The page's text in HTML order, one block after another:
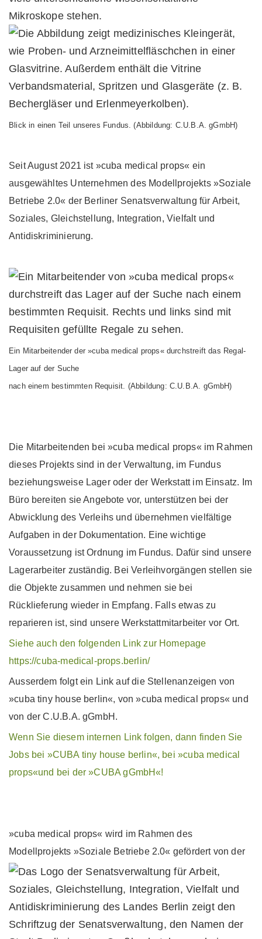
Blick in einen Teil unseres Fundus. (Abbildung: C.U.B.A. gGmbH)
Seit August 2021 ist »cuba medical props« ein
ausgewähltes Unternehmen des Modellprojekts »Soziale
Betriebe 2.0« der Berliner Senatsverwaltung für Arbeit,
Soziales, Gleichstellung, Integration, Vielfalt und
Antidiskriminierung.
Ein Mitarbeitender der »cuba medical props« durchstreift das Regal-
Lager auf der Suche
nach einem bestimmten Requisit. (Abbildung: C.U.B.A. gGmbH)
Die Mitarbeitenden bei »cuba medical props« im Rahmen
dieses Projekts sind in der Verwaltung, im Fundus
beziehungsweise Lager oder der Werkstatt im Einsatz. Im
Büro bereiten sie Angebote vor, unterstützen bei der
Abwicklung des Verleihs und übernehmen vielfältige
Aufgaben in der Dokumentation. Eine wichtige
Voraussetzung ist Ordnung im Fundus. Dafür sind unsere
Lagerarbeiter zuständig. Bei Verleihvorgängen stellen sie
die Objekte zusammen und nehmen sie bei
Rücklieferung wieder in Empfang. Falls etwas zu
reparieren ist, sind unsere Werkstattmitarbeiter vor Ort.
Siehe auch den folgenden Link zur Homepage
https://cuba-medical-props.berlin/
Ausserdem folgt ein Link auf die Stellenanzeigen von
»cuba tiny house berlin«, von»cuba medical props« und
von der C.U.B.A. gGmbH .
Wenn Sie dieseminternen Link folgen, dann finden Sie
Jobs bei »CUBA tiny house berlin«, bei »cuba medical
props«und bei der»CUBA gGmbH«!
»cuba medical props« wird im Rahmen des
Modellprojekts »Soziale Betriebe 2.0« gefördert von der